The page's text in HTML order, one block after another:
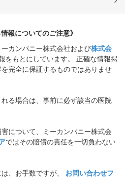
報についてのご注意》
カンパニー株式会社および株式会
をもとにしています。 正確な情報掲
完全に保証するものではありませ
る場合は、事前に必ず該当の医院
について、ミーカンパニー株式会
ではその賠償の責任を一切負わない
、お手数ですが、
お問い合わせフ